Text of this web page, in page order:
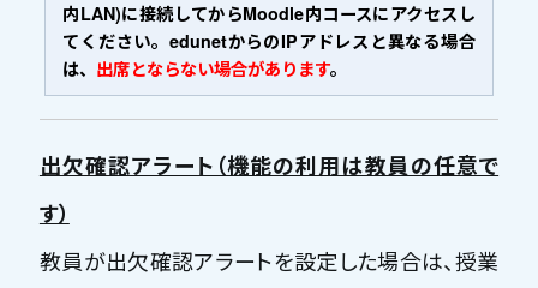
内LAN)に接続してからMoodle内コースにアクセスし
てください。edunetからのIPアドレスと異なる場合
は、 出席とならない場合があります。
出欠確認アラート（機能の利用は教員の任意で
す）
教員が出欠確認アラートを設定した場合は、授業